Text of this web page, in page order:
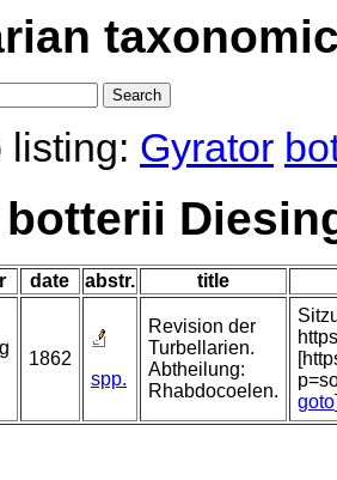
listing: Gyrator
date abstr. title
1862
spp.
Revision der
Turbellarien.
Abtheilung:
Rhabdocoelen.
goto